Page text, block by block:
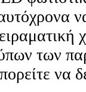
των
να